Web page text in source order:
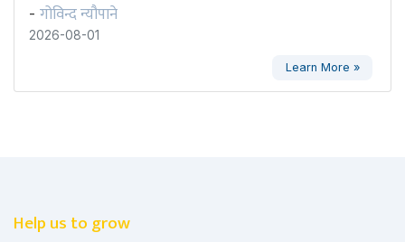
- गोविन्द न्यौपाने
2026-08-01
Learn More »
Help us to grow